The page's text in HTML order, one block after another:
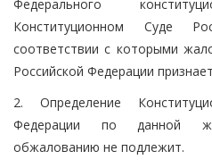
Федерального
Конституционном Суде
соответствии с которыми
Российской Федерации
2. Определение
Федерации по данной
обжалованию не подлежит.